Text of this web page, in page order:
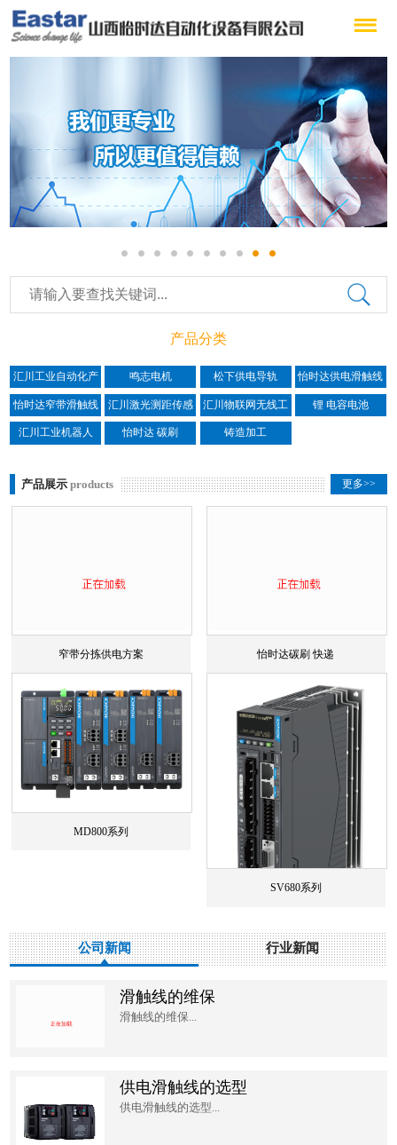
产品分类
汇川工业自动化产
品中心
鸣志电机 松下供电导轨 怡时达供电滑触线
怡时达窄带滑触线
汇川激光测距传感
器
汇川物联网无线工
业产品
锂 电容电池
汇川工业机器人 怡时达 碳刷 铸造加工
产品展示 products 更多>>
窄带分拣供电方案 怡时达碳刷 快递
MD800系列
SV680系列
公司新闻 行业新闻
滑触线的维保
滑触线的维保...
供电滑触线的选型
供电滑触线的选型...